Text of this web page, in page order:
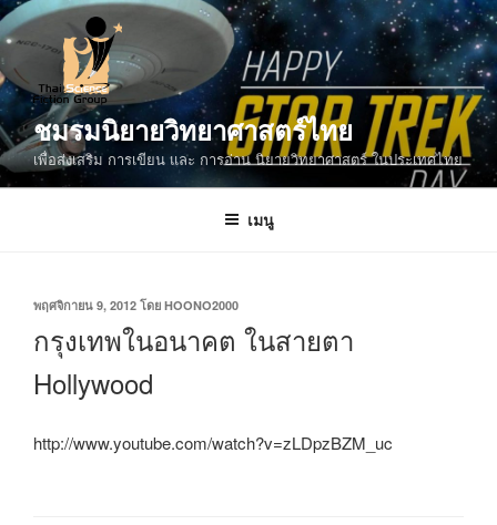
ข้าม
ไป
ยัง
บทความ
ชมรมนิยายวิทยาศาสตร์ไทย
เพื่อส่งเสริม การเขียน และ การอ่าน นิยายวิทยาศาสตร์ ในประเทศไทย
เมนู
เขียน
ที่
พฤศจิกายน 9, 2012 โดย HOONO2000
กรุงเทพในอนาคต ในสายตา
Hollywood
http://www.youtube.com/watch?v=zLDpzBZM_uc